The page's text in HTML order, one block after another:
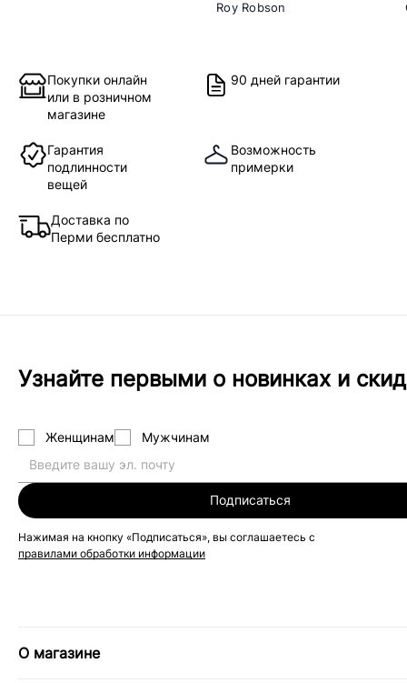
Roy Robson
Покупки онлайн
или в розничном
магазине
90 дней гарантии
Гарантия
подлинности
вещей
Возможность
примерки
Доставка по
Перми бесплатно
Узнайте первыми о новинках и
Женщинам Мужчинам
Подписаться
Нажимая на кнопку «Подписаться», вы соглашаетесь с
правилами обработки информации
О магазине